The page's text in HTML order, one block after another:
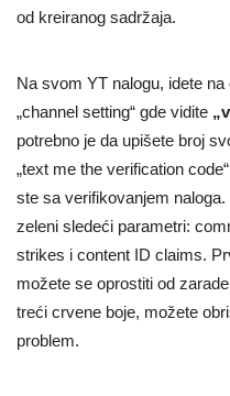
od kreiranog sadržaja.
Na svom YT nalogu, idete na
„channel setting“ gde vidite
potrebno je da upišete broj
„text me the verification
ste sa verifikovanjem naloga.
zeleni sledeći parametri:
strikes i content ID claims.
možete se oprostiti od
treći crvene boje, možete
problem.